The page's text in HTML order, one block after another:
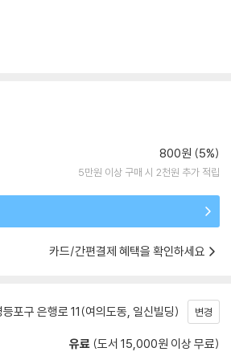
800원 (5%)
5만원 이상 구매 시 2천원 추가 적립
카드/간편결제 혜택을 확인하세요
포구 은행로 11(여의도동, 일신빌딩) 변경
유료 (도서 15,000원 이상 무료)